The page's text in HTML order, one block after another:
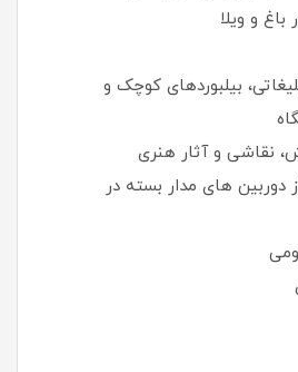
باغ و ویلا
بیلبوردهای کوچک و
نقاشی و آثار هنری
دوربین های مدار بسته در